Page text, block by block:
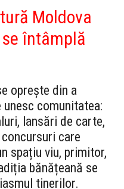
Moldova
întâmplă
oprește din a
comunitatea:
lansări de carte,
care
spațiu viu, primitor,
bănățeană se
tinerilor.